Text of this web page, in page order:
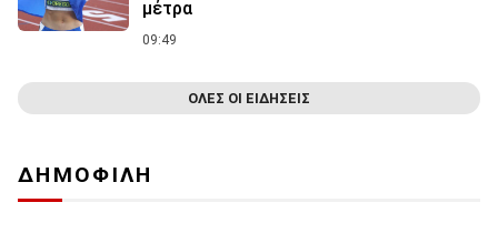
μέτρα
09:49
ΟΛΕΣ ΟΙ ΕΙΔΗΣΕΙΣ
ΔΗΜΟΦΙΛΗ